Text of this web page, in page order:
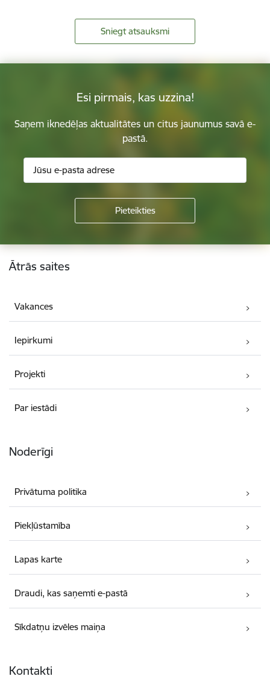
Sniegt atsauksmi
Esi pirmais, kas uzzina!
Saņem iknedēļas aktualitātes un citus jaunumus savā e-
pastā.
Kājene
Ātrās saites
Vakances
Iepirkumi
Projekti
Par iestādi
Noderīgi
Privātuma politika
Piekļūstamība
Lapas karte
Draudi, kas saņemti e-pastā
Sīkdatņu izvēles maiņa
Kontakti